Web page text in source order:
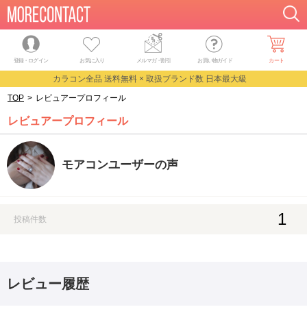
登録・ログイン お気に入り メルマガ・割引 お買い物ガイド カート
カラコン全品 送料無料 × 取扱ブランド数 日本最大級
TOP > レビュアープロフィール
レビュアープロフィール
モアコンユーザーの声
投稿件数 1
レビュー履歴